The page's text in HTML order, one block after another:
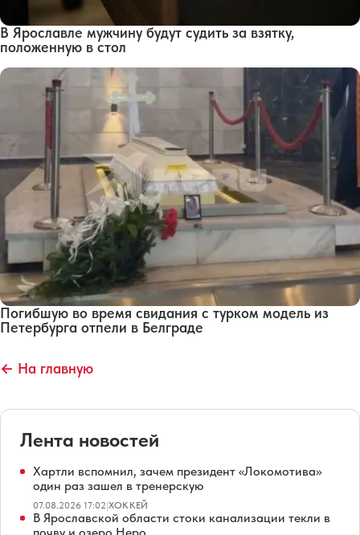
В Ярославле мужчину будут судить за взятку,
положенную в стол
Погибшую во время свидания с турком модель из
Петербурга отпели в Белграде
← На главную
Лента новостей
Хартли вспомнил, зачем президент «Локомотива»
один раз зашел в тренерскую
07.08.2026 17:02|ХОККЕЙ
В Ярославской области стоки канализации текли в